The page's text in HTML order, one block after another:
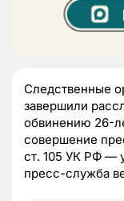
Следственные
завершили
обвинению 26-
совершение
ст. 105 УК РФ —
пресс-служба